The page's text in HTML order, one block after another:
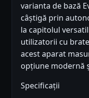
varianta de bază
câștigă prin
la capitolul
utilizatorii cu
acest aparat
opțiune modernă
Specificații